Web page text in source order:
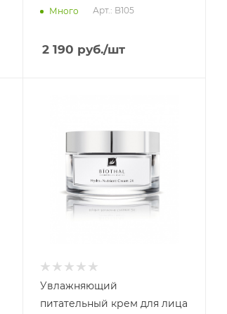
Много Арт.: B105
2 190 руб./шт
Увлажняющий
питательный крем для лица